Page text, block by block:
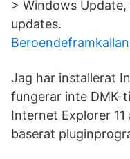
> Windows
updates.
Jag har installerat
fungerar inte DMK-
Internet Explorer
baserat